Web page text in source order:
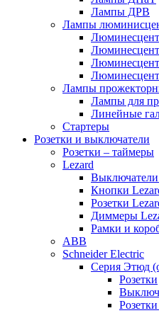
Лампы ДРВ
Лампы
Лампы
Лампы для
Линейные
Стартеры
Розетки и выключатели
Розетки – таймеры
Lezard
Выключатели
Кнопки
Розетки
Диммеры
Рамки и
ABB
Schneider Electric
Серия Этюд
Розетки